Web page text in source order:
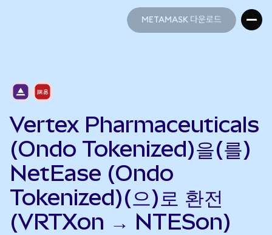
METAMASK 다운로드
Vertex Pharmaceuticals
(Ondo Tokenized)을(를)
NetEase (Ondo
Tokenized)(으)로 환전
(VRTXon → NTESon)